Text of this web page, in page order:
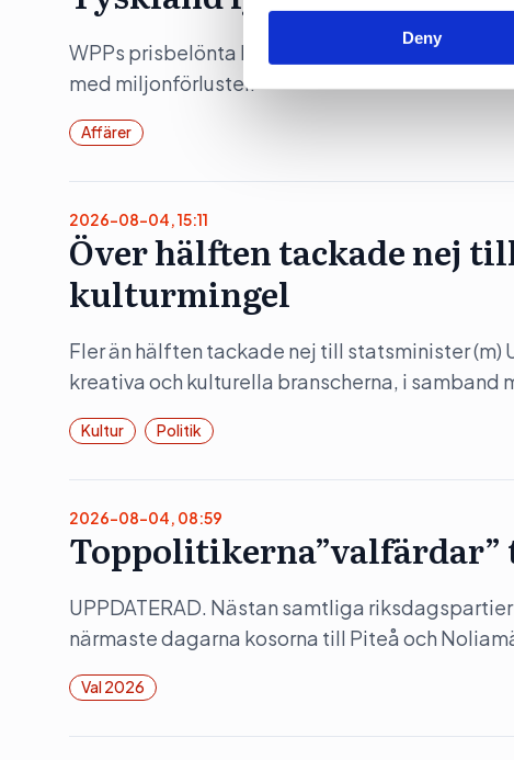
Deny
WPPs prisbelönta kommunikationsbyrå Ingo
med miljonförluster.
Affärer
2026-08-04, 15:11
Över hälften tackade nej
kulturmingel
Fler än hälften tackade nej till statsminister (m)
kreativa och kulturella branscherna, i samband
Kultur Politik
2026-08-04, 08:59
UPPDATERAD. Nästan samtliga
närmaste dagarna kosorna till Piteå och
Val 2026